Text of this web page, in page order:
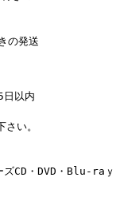
の発送
日以内
い。
・DVD・Blu-raｙ